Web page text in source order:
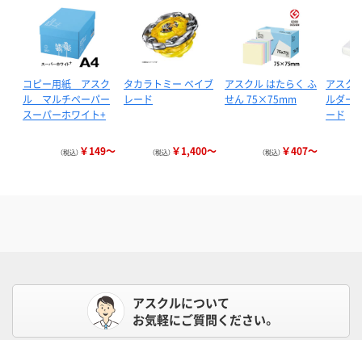
コピー用紙 アスク
ル マルチペーパー
スーパーホワイト+
（税込） ￥149～
タカラトミー ベイブ
レード
（税込） ￥1,400～
アスクル はたらく ふ
せん 75×75mm
（税込） ￥407～
アスク
ルダー
ード
アスクルについて
お気軽にご質問ください。